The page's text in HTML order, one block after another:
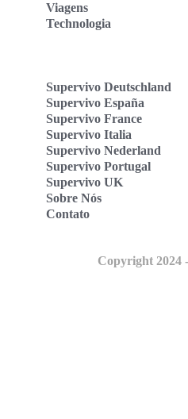
Viagens
Technologia
Supervivo Deutschland
Supervivo España
Supervivo France
Supervivo Italia
Supervivo Nederland
Supervivo Portugal
Supervivo UK
Sobre Nós
Contato
Copyright 2024